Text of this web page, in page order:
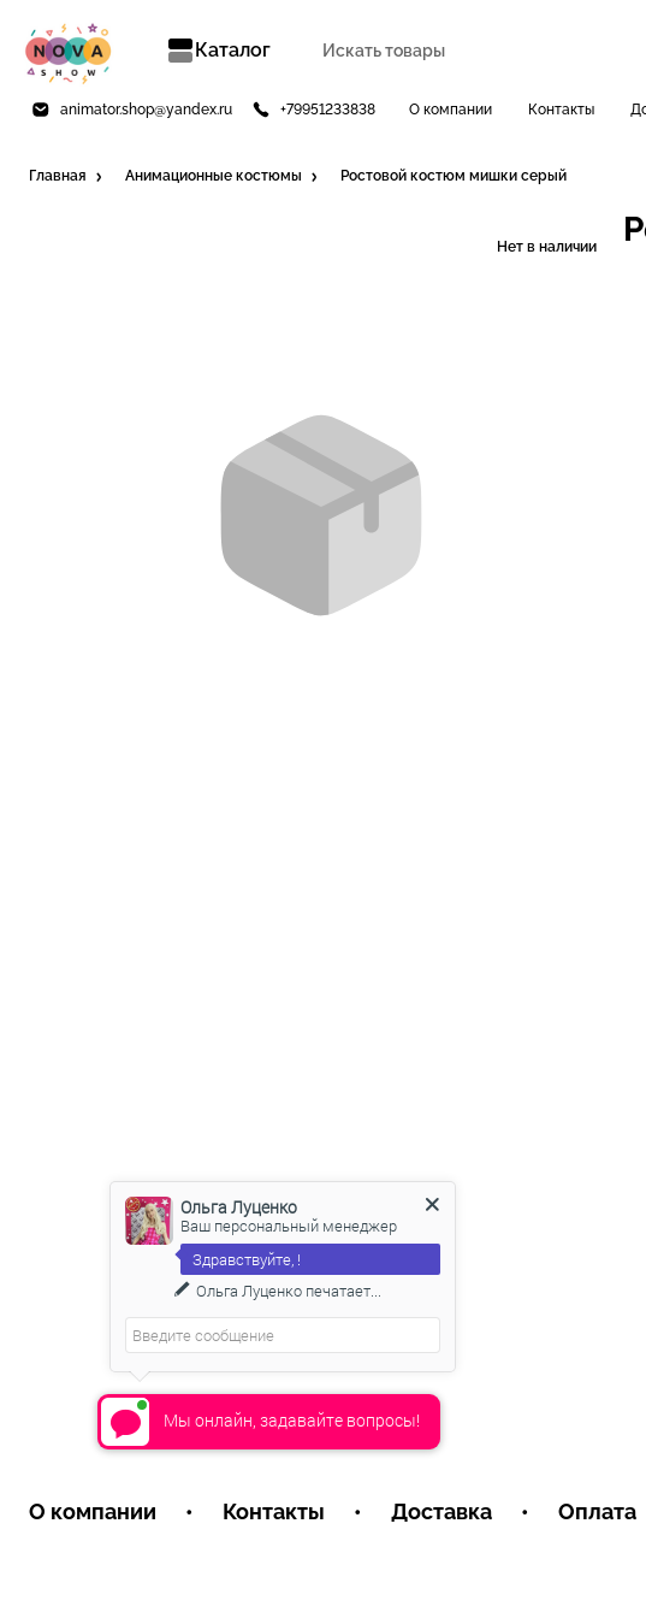
Каталог
animator.shop@yandex.ru +79951233838 О компании Контакты
Главная Анимационные костюмы Ростовой костюм мишки серый
Нет в наличии
О компании • Контакты • Доставка • Оплата
Мы онлайн, задавайте вопросы!
Ольга Луценко
Ваш персональный менеджер
Здравствуйте, !
Ольга Луценкопечатает...